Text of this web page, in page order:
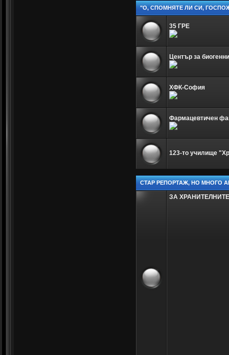
"О, СПОМНЯТЕ ЛИ СИ,
35 ГРЕ
Център за
ХФК-София
Фармацевтичен
123-то училище
СТАР РЕПОРТАЖ, НО МНОГО
ЗА